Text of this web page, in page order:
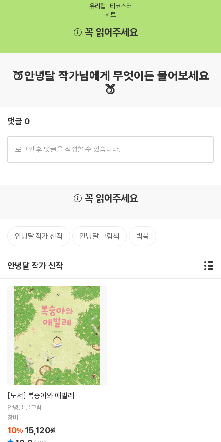
유리컵+티코스터
세트
꼭 읽어주세요
🍑안녕달 작가님에게 무엇이든 물어보세요
🍑
댓글 0
꼭 읽어주세요
안녕달 작가 신작 안녕달 그림책 빅북
안녕달 작가 신작
[도서] 복숭아와 애벌레
안녕달 글그림
창비
10% 15,120원